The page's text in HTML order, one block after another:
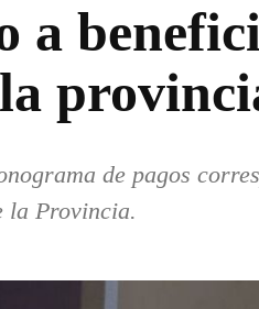
a
de pagos
la Provincia.